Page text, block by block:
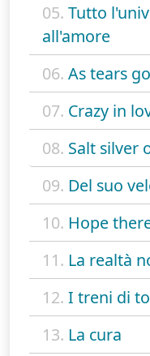
05. Tutto
all'amore
06. As tears
07. Crazy in
08. Salt silver
09. Del suo
10. Hope
11. La realtà
12. I treni di
13. La cura